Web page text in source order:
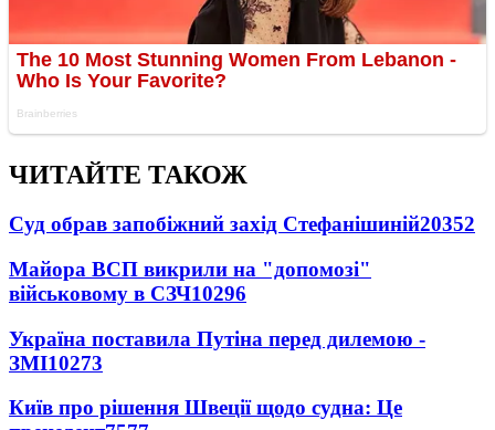
ЧИТАЙТЕ ТАКОЖ
Суд обрав запобіжний захід Стефанішиній20352
Майора ВСП викрили на "допомозі"
військовому в СЗЧ10296
Україна поставила Путіна перед дилемою -
ЗМІ10273
Київ про рішення Швеції щодо судна: Це